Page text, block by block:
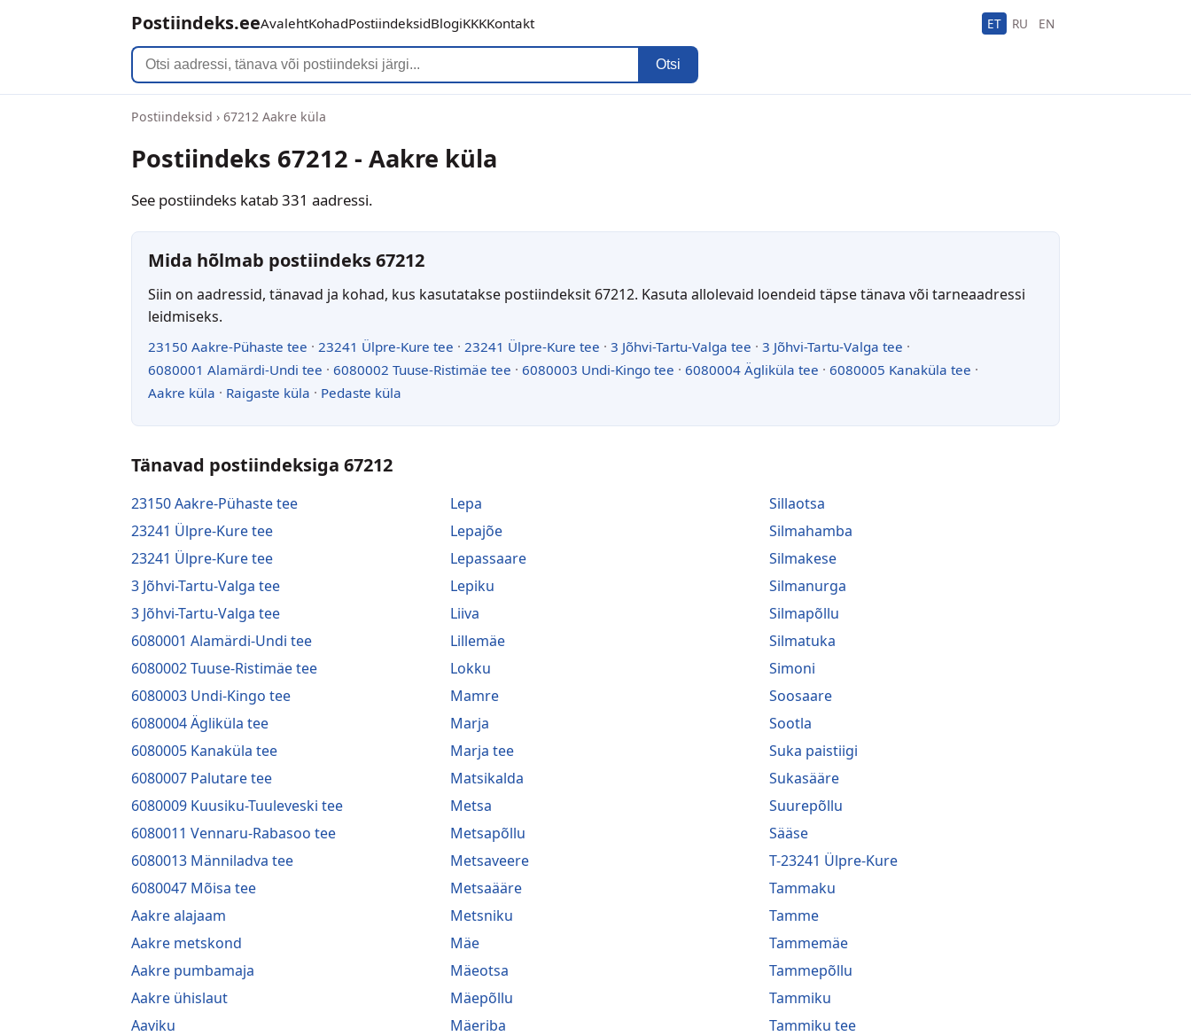
Postiindeks.eeAvalehtKohadPostiindeksidBlogiKKKKontakt ET RU EN
Otsi
Postiindeksid › 67212 Aakre küla
Postiindeks 67212 - Aakre küla
See postiindeks katab 331 aadressi.
Mida hõlmab postiindeks 67212
Siin on aadressid, tänavad ja kohad, kus kasutatakse postiindeksit 67212. Kasuta allolevaid loendeid täpse tänava või tarneaadressi
leidmiseks.
23150 Aakre-Pühaste tee · 23241 Ülpre-Kure tee · 23241 Ülpre-Kure tee · 3 Jõhvi-Tartu-Valga tee · 3 Jõhvi-Tartu-Valga tee ·
6080001 Alamärdi-Undi tee · 6080002 Tuuse-Ristimäe tee · 6080003 Undi-Kingo tee · 6080004 Ägliküla tee · 6080005 Kanaküla tee ·
Aakre küla · Raigaste küla · Pedaste küla
Tänavad postiindeksiga 67212
23150 Aakre-Pühaste tee
23241 Ülpre-Kure tee
23241 Ülpre-Kure tee
3 Jõhvi-Tartu-Valga tee
3 Jõhvi-Tartu-Valga tee
6080001 Alamärdi-Undi tee
6080002 Tuuse-Ristimäe tee
6080003 Undi-Kingo tee
6080004 Ägliküla tee
6080005 Kanaküla tee
6080007 Palutare tee
6080009 Kuusiku-Tuuleveski tee
6080011 Vennaru-Rabasoo tee
6080013 Männiladva tee
6080047 Mõisa tee
Aakre alajaam
Aakre metskond
Aakre pumbamaja
Aakre ühislaut
Aaviku
Lepa
Lepajõe
Lepassaare
Lepiku
Liiva
Lillemäe
Lokku
Mamre
Marja
Marja tee
Matsikalda
Metsa
Metsapõllu
Metsaveere
Metsaääre
Metsniku
Mäe
Mäeotsa
Mäepõllu
Mäeriba
Sillaotsa
Silmahamba
Silmakese
Silmanurga
Silmapõllu
Silmatuka
Simoni
Soosaare
Sootla
Suka paistiigi
Sukasääre
Suurepõllu
Sääse
T-23241 Ülpre-Kure
Tammaku
Tamme
Tammemäe
Tammepõllu
Tammiku
Tammiku tee